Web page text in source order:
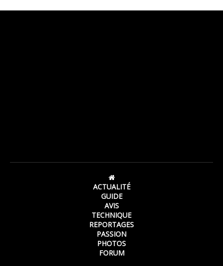
ACTUALITÉ
GUIDE
AVIS
TECHNIQUE
REPORTAGES
PASSION
PHOTOS
FORUM